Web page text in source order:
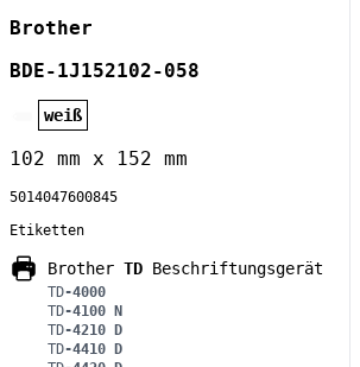
Brother
BDE-1J152102-058
weiß
102 mm x 152 mm
5014047600845
Etiketten
Brother TD Beschriftungsgerät
TD-4000
TD-4100 N
TD-4210 D
TD-4410 D